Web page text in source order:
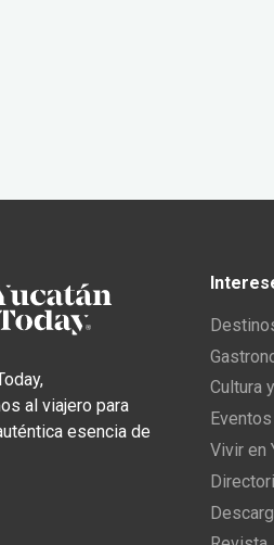
al viajero para
esencia de
Cultura
Vivir en